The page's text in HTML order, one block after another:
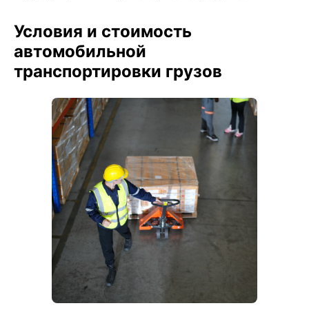
Условия и стоимость
автомобильной
транспортировки грузов